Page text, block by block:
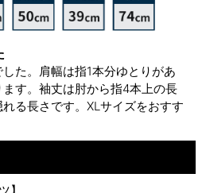
た。肩幅は指1本分ゆとりがあ
す。袖丈は肘から指4本上の長
る長さです。XLサイズをおすす